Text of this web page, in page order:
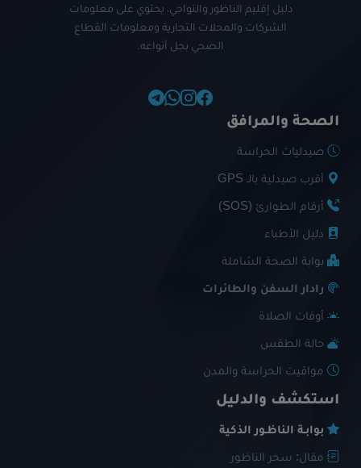
دليل إقليم الناظور والنواحي، يحتوي على معلومات
الشركات والمحلات التجارية ومعلومات القطاع
الصحي بجل أنواعه.
الصحة والمرافق
صيدليات الحراسة
أقرب صيدلية بالـ GPS
أرقام الطوارئ (SOS)
دليل الأطباء
بوابة الصحة الشاملة
رادار السفن والطائرات
أوقات الصلاة
حالة الطقس
مواقيت الحراسة والمدن
استكشف والدليل
بوابـة الناظـور الذكية
مقال: سحر الناظور